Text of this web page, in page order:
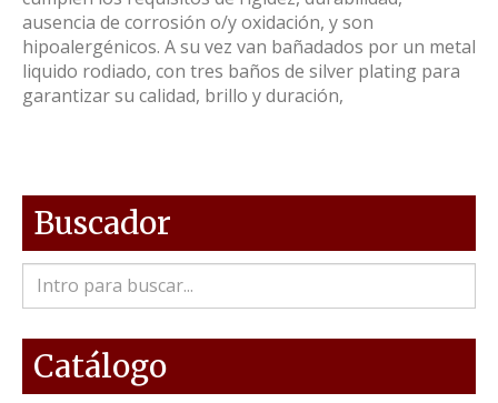
ausencia de corrosión o/y oxidación, y son
hipoalergénicos. A su vez van bañadados por un metal
liquido rodiado, con tres baños de silver plating para
garantizar su calidad, brillo y duración,
Buscador
Catálogo